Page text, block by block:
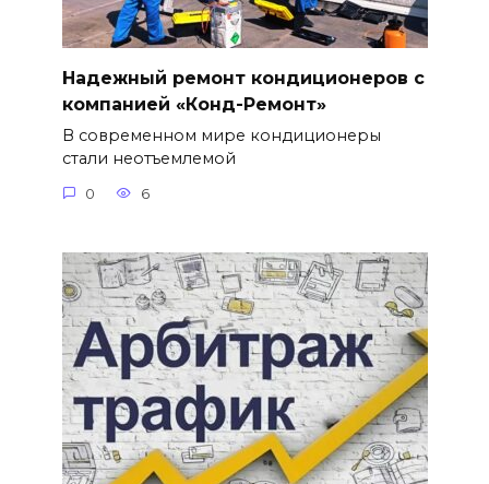
Надежный ремонт кондиционеров с
компанией «Конд-Ремонт»
В современном мире кондиционеры
стали неотъемлемой
0 6